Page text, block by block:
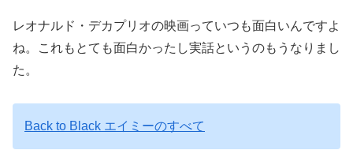
レオナルド・デカプリオの映画っていつも面白いんですよ
ね。これもとても面白かったし実話というのもうなりまし
た。
Back to Black エイミーのすべて